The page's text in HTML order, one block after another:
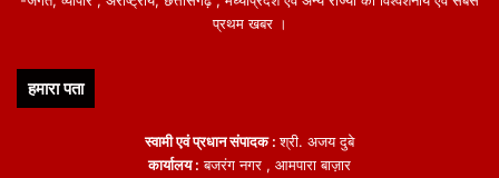
प्रथम खबर ।
हमारा पता
स्वामी एवं प्रधान संपादक :श्री. अजय दुबे
कार्यालय : बजरंग नगर , आमपारा बाज़ार